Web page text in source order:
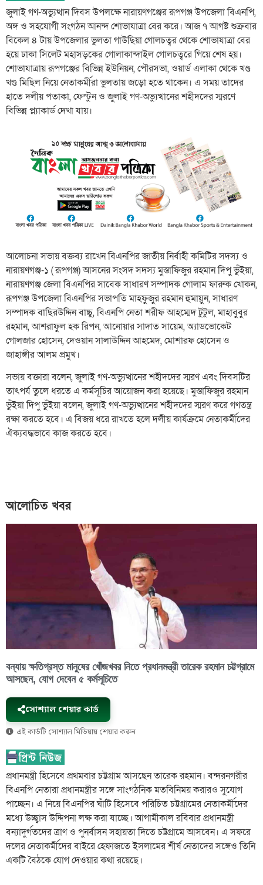
জুলাই গণ-অভ্যুত্থান দিবস উপলক্ষে নারায়ণগঞ্জের রূপগঞ্জ উপজেলা বিএনপি,
অঙ্গ ও সহযোগী সংগঠন আনন্দ শোভাযাত্রা বের করে। আজ ৭ আগষ্ট শুক্রবার
বিকেল ৪ টায় উপজেলার ভুলতা গাউছিয়া গোলচত্বর থেকে শোভাযাত্রা বের
হয়ে ঢাকা সিলেট মহাসড়কের গোলাকান্দাইল গোলচত্বরে গিয়ে শেষ হয়।
শোভাযাত্রায় রূপগঞ্জের বিভিন্ন ইউনিয়ন, পৌরসভা, ওয়ার্ড এলাকা থেকে খণ্ড
খণ্ড মিছিল নিয়ে নেতাকর্মীরা ভুলতায় জড়ো হতে থাকেন। এ সময় তাদের
হাতে দলীয় পতাকা, ফেস্টুন ও জুলাই গণ-অভ্যুত্থানের শহীদদের স্মরণে
বিভিন্ন প্ল্যাকার্ড দেখা যায়।
আলোচনা সভায় বক্তব্য রাখেন বিএনপির জাতীয় নির্বাহী কমিটির সদস্য ও
নারায়ণগঞ্জ-১ ( রূপগঞ্জ) আসনের সংসদ সদস্য মুস্তাফিজুর রহমান দিপু ভুঁইয়া,
নারায়ণগঞ্জ জেলা বিএনপির সাবেক সাধারণ সম্পাদক গোলাম ফারুক খোকন,
রূপগঞ্জ উপজেলা বিএনপির সভাপতি মাহফুজুর রহমান হুমায়ুন, সাধারণ
সম্পাদক বাছিরউদ্দিন বাচ্চু, বিএনপি নেতা শরীফ আহম্মেদ টুটুল, মাহাবুবুর
রহমান, আশরাফুল হক রিপন, আনোয়ার সাদাত সায়েম, অ্যাডভোকেট
গোলজার হোসেন, দেওয়ান সালাউদ্দিন আহমেদ, মোশারফ হোসেন ও
জাহাঙ্গীর আলম প্রমুখ।
সভায় বক্তারা বলেন, জুলাই গণ-অভ্যুত্থানের শহীদদের স্মরণ এবং দিবসটির
তাৎপর্য তুলে ধরতে এ কর্মসূচির আয়োজন করা হয়েছে। মুস্তাফিজুর রহমান
ভুঁইয়া দিপু ভুঁইয়া বলেন, জুলাই গণ-অভ্যুত্থানের শহীদদের স্মরণ করে গণতন্ত্র
রক্ষা করতে হবে। এ বিজয় ধরে রাখতে হলে দলীয় কার্যক্রমে নেতাকর্মীদের
ঐক্যবদ্ধভাবে কাজ করতে হবে।
আলোচিত খবর
বন্যায় ক্ষতিগ্রস্ত মানুষের খোঁজখবর নিতে প্রধানমন্ত্রী তারেক রহমান চট্টগ্রামে
আসছেন, যোগ দেবেন ৫ কর্মসূচিতে
সোশ্যাল শেয়ার কার্ড
এই কার্ডটি সোশ্যাল মিডিয়ায় শেয়ার করুন
প্রধানমন্ত্রী হিসেবে প্রথমবার চট্টগ্রাম আসছেন তারেক রহমান। বন্দরনগরীর
বিএনপি নেতারা প্রধানমন্ত্রীর সঙ্গে সাংগঠনিক মতবিনিময় করারও সুযোগ
পাচ্ছেন। এ নিয়ে বিএনপির ঘাঁটি হিসেবে পরিচিত চট্টগ্রামের নেতাকর্মীদের
মধ্যে উচ্ছ্বাস উদ্দিপনা লক্ষ করা যাচ্ছে। আগামীকাল রবিবার প্রধানমন্ত্রী
বন্যাদুর্গতদের ত্রাণ ও পুনর্বাসন সহায়তা দিতে চট্টগ্রামে আসবেন। এ সফরে
দলের নেতাকর্মীদের বাইরে হেফাজতে ইসলামের শীর্ষ নেতাদের সঙ্গেও তিনি
একটি বৈঠকে যোগ দেওয়ার কথা রয়েছে।